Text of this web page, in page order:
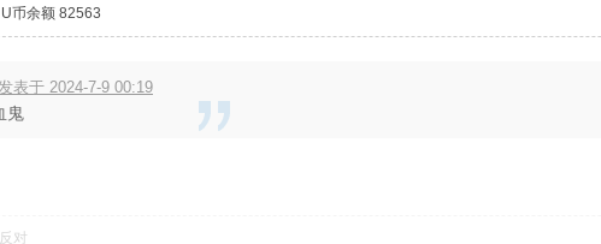
U币余额 82563
表于 2024-7-9 00:19
鬼
反对